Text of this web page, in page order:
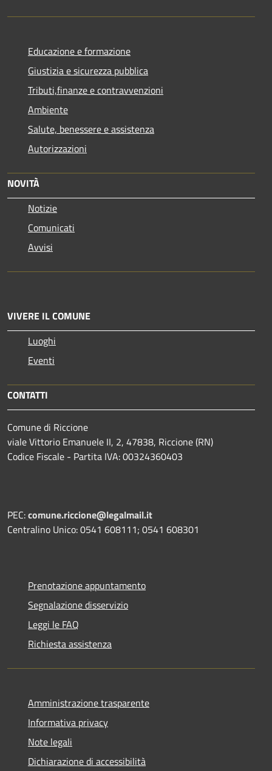
Educazione e formazione
Giustizia e sicurezza pubblica
Tributi,finanze e contravvenzioni
Ambiente
Salute, benessere e assistenza
Autorizzazioni
NOVITÀ
Notizie
Comunicati
Avvisi
VIVERE IL COMUNE
Luoghi
Eventi
CONTATTI
Comune di Riccione
viale Vittorio Emanuele II, 2, 47838, Riccione (RN)
Codice Fiscale - Partita IVA: 00324360403
PEC:comune.riccione@legalmail.it
Centralino Unico: 0541 608111; 0541 608301
Prenotazione appuntamento
Segnalazione disservizio
Leggi le FAQ
Richiesta assistenza
Amministrazione trasparente
Informativa privacy
Note legali
Dichiarazione di accessibilità